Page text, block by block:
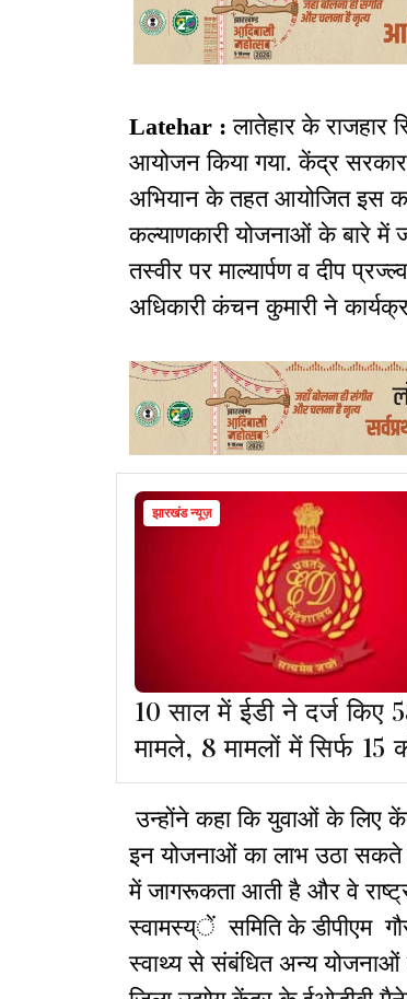
Latehar : लातेहार के राजहार
आयोजन किया गया. केंद्र
अभियान के तहत आयोजित इस
कल्याणकारी योजनाओं के बारे में
तस्वीर पर माल्यार्पण व दीप
अधिकारी कंचन कुमारी ने
झारखंड न्यूज़
10 साल में ईडी ने दर्ज किए
मामले, 8 मामलों में सिर्फ 15
सजा
उन्होंने कहा कि युवाओं के लिए
इन योजनाओं का लाभ उठा सकते
में जागरूकता आती है और वे
स्वामस्य्ें समिति के डीपीएम
स्वाथ्य से संबंधित अन्य योजनाओं